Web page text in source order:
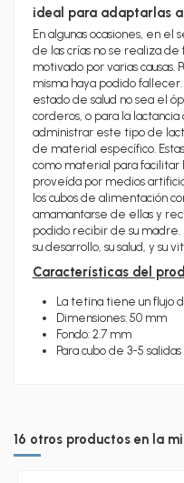
ideal para adaptarlas
En algunas ocasiones, en el
de las crías no se realiza
motivado por varias
misma haya podido
estado de salud no sea el
corderos, o para la
administrar este tipo de
de material específico.
como material para facilitar
proveída por medios
los cubos de alimentación
amamantarse de ellas y
podido recibir de su madre.
su desarrollo, su salud, y su
Características del
La tetina tiene un flujo
Dimensiones: 50 mm
Fondo: 2.7 mm
Para cubo de 3-5
16 otros productos en la